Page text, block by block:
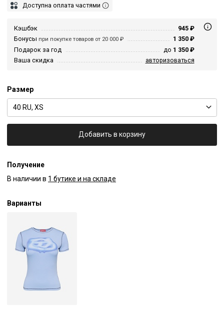
Доступна оплата частями
Кэшбэк
945 ₽
Бонусы при покупке товаров от 20 000 ₽
1 350 ₽
Подарок за год
до 1 350 ₽
Ваша скидка
авторизоваться
Размер
40 RU, XS
Добавить в корзину
Получение
В наличии в 1 бутике и на складе
Варианты